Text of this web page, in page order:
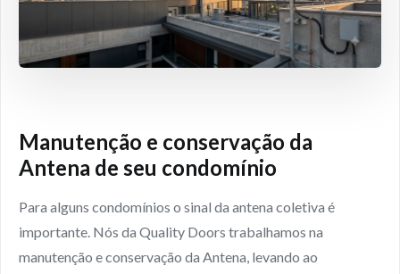
Manutenção e conservação da
Antena de seu condomínio
Para alguns condomínios o sinal da antena coletiva é
importante. Nós da Quality Doors trabalhamos na
manutenção e conservação da Antena, levando ao